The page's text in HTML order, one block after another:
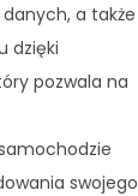
a także
dzięki
pozwala na
swojego